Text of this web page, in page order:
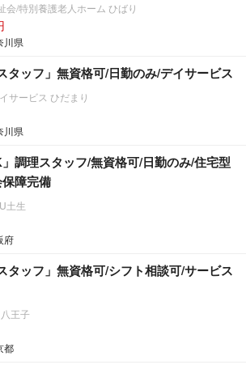
会/特別養護老人ホーム ひばり
川県
タッフ」無資格可/日勤のみ/デイサービス
サービス ひだまり
川県
」調理スタッフ/無資格可/日勤のみ/住宅型
障完備
土生
府
タッフ」無資格可/シフト相談可/サービス
王子
都